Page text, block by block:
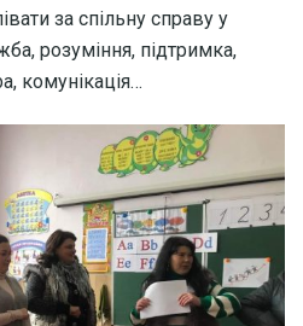
за спільну справу у
розуміння, підтримка,
комунікація…